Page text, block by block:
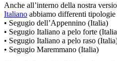
Anche all’interno della nostra
Italiano abbiamo differenti tipologie
• Segugio dell’Appennino (Italia)
• Segugio Italiano a pelo forte
• Segugio Italiano a pelo raso
• Segugio Maremmano (Italia)